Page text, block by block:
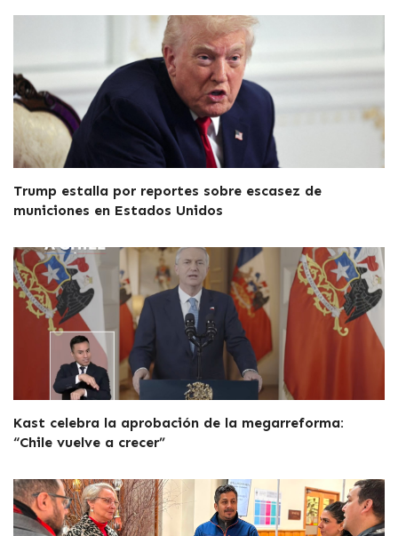
Trump estalla por reportes sobre escasez de
municiones en Estados Unidos
Kast celebra la aprobación de la megarreforma:
“Chile vuelve a crecer”